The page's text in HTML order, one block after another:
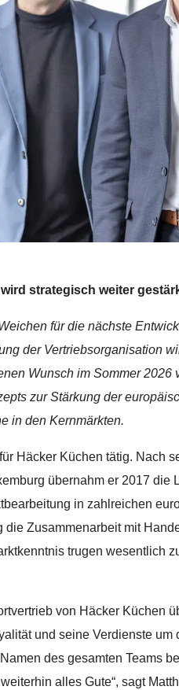
strategisch weiter
für die nächste
der Vertriebsorganisation
Wunsch im Sommer
zur Stärkung der
in den Kernmärkten.
Häcker Küchen tätig. Nach
übernahm er 2017 die
in zahlreichen
Zusammenarbeit mit
trugen wesentlich
von Häcker Küchen
und seine Verdienste
des gesamten Teams
alles Gute“, sagt